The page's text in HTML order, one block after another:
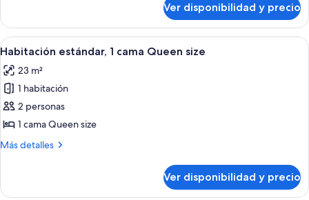
Room
Queen
Room
Ver disponibilidad y precio
Ver
todas
las
fotos
de
Habitación
estándar,
Queen
Ropa de cama de alta calidad,
4
Habitación estándar, 1 cama Queen size
23 m²
1 habitación
2 personas
1 cama Queen size
Más detalles
Más
estándar,
Ver disponibilidad y precio